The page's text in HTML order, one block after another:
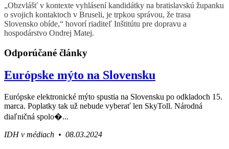
„Obzvlášť v kontexte vyhlásení kandidátky na bratislavskú županku
o svojich kontaktoch v Bruseli, je trpkou správou, že trasa
Slovensko obíde,“ hovorí riaditeľ Inštitútu pre dopravu a
hospodárstvo Ondrej Matej.
Odporúčané články
Európske mýto na Slovensku
Európske elektronické mýto spustia na Slovensku po odkladoch 15.
marca. Poplatky tak už nebude vyberať len SkyToll. Národná
diaľničná spolo�...
IDH v médiach • 08.03.2024